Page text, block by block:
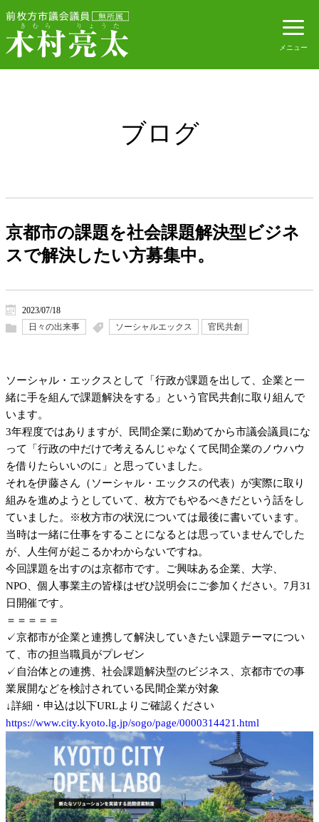
ブログ
京都市の課題を社会課題解決型ビジネ
スで解決したい方募集中。
2023/07/18
日々の出来事
ソーシャルエックス 官民共創
ソーシャル・エックスとして「​行政が課題を出して、企業と一
緒に手を組んで課題解決をする」という官民共創に取り組んで
います。
3年程度ではありますが、民間企業に勤めてから市議会議員にな
って「行政の中だけで考えるんじゃなくて民間企業のノウハウ
を借りたらいいのに」と思っていました。
それを伊藤さん（ソーシャル・エックスの代表）が実際に取り
組みを進めようとしていて、枚方でもやるべきだという話をし
ていました。※枚方市の状況については最後に書いています。
当時は一緒に仕事をすることになるとは思っていませんでした
が、人生何が起こるかわからないですね。
今回課題を出すのは京都市です。ご興味ある企業、大学、
NPO、個人事業主の皆様はぜひ説明会にご参加ください。7月31
日開催です。
＝＝＝＝＝
✓京都市が企業と連携して解決していきたい課題テーマについ
て、市の担当職員がプレゼン
✓自治体との連携、社会課題解決型のビジネス、京都市での事
業展開などを検討されている民間企業が対象
↓詳細・申込は以下URLよりご確認ください
https://www.city.kyoto.lg.jp/sogo/page/0000314421.html